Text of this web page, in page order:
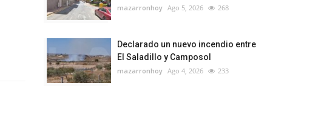
mazarronhoy Ago 5, 2026 268
Declarado un nuevo incendio entre
El Saladillo y Camposol
mazarronhoy Ago 4, 2026 233